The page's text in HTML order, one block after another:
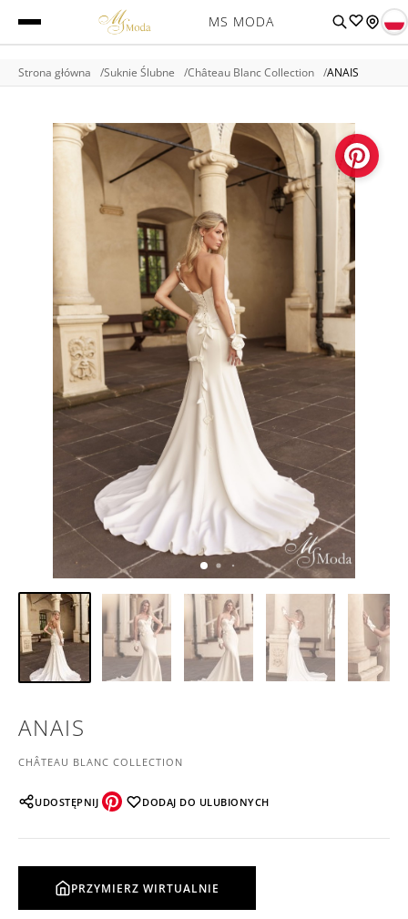
MS MODA
Strona główna Suknie Ślubne Château Blanc Collection ANAIS
ANAIS
CHÂTEAU BLANC COLLECTION
UDOSTĘPNIJ DODAJ DO ULUBIONYCH
PRZYMIERZ WIRTUALNIE